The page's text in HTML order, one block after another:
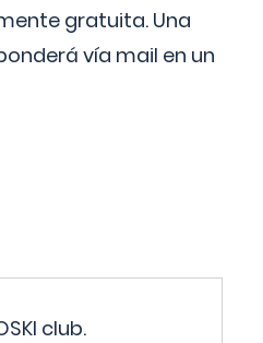
gratuita. Una
vía mail en un
club.